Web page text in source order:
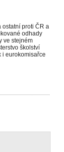
ostatní proti ČR a
odhady
ve stejném
školství
i eurokomisařce